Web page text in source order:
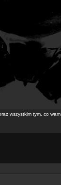
wszystkim tym, co wam